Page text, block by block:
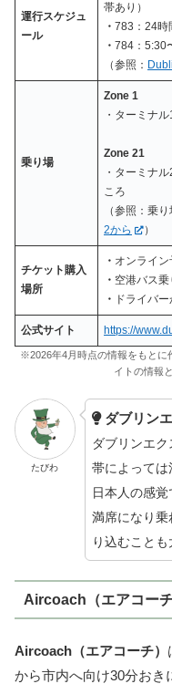
運行スケジュ
ール
帯あり）
・ 783：24時
・ 784：5:30
（参照：
乗り場
Zone 1
・ターミナ
Zone 21
・ターミナ
ころ
（参照：乗
2から
）
チケット購入
場所
・ オンライ
・ 空港バス乗
・ ドライバ
公式サイト https://
※2026年4月時点の情報をもとに
イトの情報
たびわ
ダブリン
ダブリンエ
帯によって
日本人の感
満席になり
り込むことも
Aircoach（エアコーチ
Aircoach（エアコーチ）
から市内へ向け30分おき